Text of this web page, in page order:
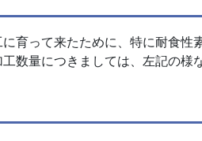
育って来たために、特に耐食
数量につきましては、左記の様